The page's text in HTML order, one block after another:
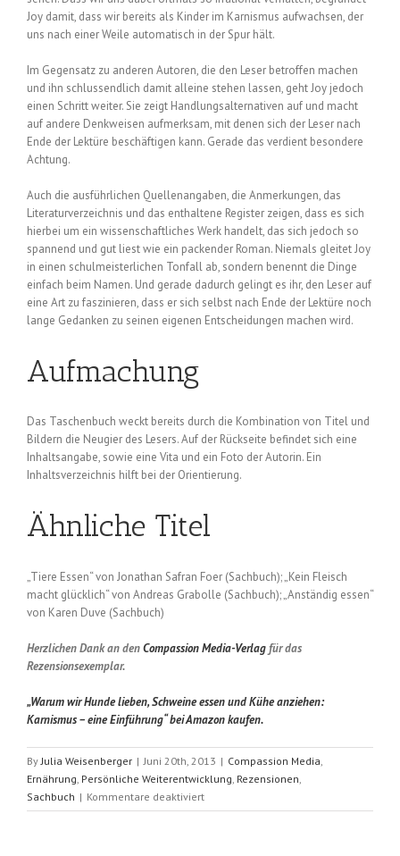
Joy damit, dass wir bereits als Kinder im Karnismus aufwachsen, der
uns nach einer Weile automatisch in der Spur hält.
Im Gegensatz zu anderen Autoren, die den Leser betroffen machen
und ihn schlussendlich damit alleine stehen lassen, geht Joy jedoch
einen Schritt weiter. Sie zeigt Handlungsalternativen auf und macht
auf andere Denkweisen aufmerksam, mit denen sich der Leser nach
Ende der Lektüre beschäftigen kann. Gerade das verdient besondere
Achtung.
Auch die ausführlichen Quellenangaben, die Anmerkungen, das
Literaturverzeichnis und das enthaltene Register zeigen, dass es sich
hierbei um ein wissenschaftliches Werk handelt, das sich jedoch so
spannend und gut liest wie ein packender Roman. Niemals gleitet Joy
in einen schulmeisterlichen Tonfall ab, sondern benennt die Dinge
einfach beim Namen. Und gerade dadurch gelingt es ihr, den Leser auf
eine Art zu faszinieren, dass er sich selbst nach Ende der Lektüre noch
lange Gedanken zu seinen eigenen Entscheidungen machen wird.
Aufmachung
Das Taschenbuch weckt bereits durch die Kombination von Titel und
Bildern die Neugier des Lesers. Auf der Rückseite befindet sich eine
Inhaltsangabe, sowie eine Vita und ein Foto der Autorin. Ein
Inhaltsverzeichnis hilft bei der Orientierung.
Ähnliche Titel
„Tiere Essen“ von Jonathan Safran Foer (Sachbuch); „Kein Fleisch
macht glücklich“ von Andreas Grabolle (Sachbuch); „Anständig essen“
von Karen Duve (Sachbuch)
Herzlichen Dank an denCompassion Media-Verlagfür das
Rezensionsexemplar.
„Warum wir Hunde lieben, Schweine essen und Kühe anziehen:
Karnismus – eine Einführung“ bei Amazon kaufen.
By Julia Weisenberger | Juni 20th, 2013 | Compassion Media
Ernährung Persönliche Weiterentwicklung Rezensionen
Sachbuch | Kommentare deaktiviertfür
Warum